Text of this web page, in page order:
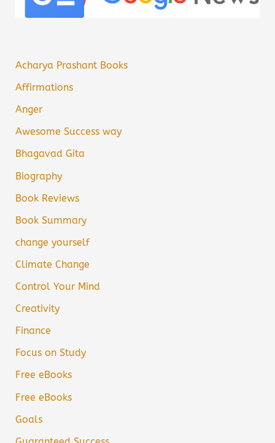
Acharya Prashant Books
Affirmations
Anger
Awesome Success way
Bhagavad Gita
Biography
Book Reviews
Book Summary
change yourself
Climate Change
Control Your Mind
Creativity
Finance
Focus on Study
Free eBooks
Free eBooks
Goals